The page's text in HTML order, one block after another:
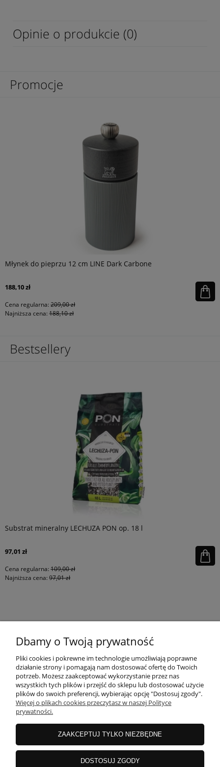
Opinie o produkcie (0)
Promocje
Młynek do pieprzu 12 cm LINE Dark Carbone
188,10 zł
Cena regularna: 209,00 zł
Najniższa cena: 188,10 zł
Bestsellery
Substrat mineralny LECHUZA PON op. 18 l
97,01 zł
Cena regularna: 109,00 zł
Najniższa cena: 97,01 zł
MOJE KONTO
PŁATNOŚCI I DOSTAWA
INFORMACJE
INSTRUKCJE
Dbamy o Twoją prywatność
Pliki cookies i pokrewne im technologie umożliwiają poprawne
działanie strony i pomagają nam dostosować ofertę do Twoich
potrzeb. Możesz zaakceptować wykorzystanie przez nas
wszystkich tych plików i przejść do sklepu lub dostosować użycie
plików do swoich preferencji, wybierając opcję "Dostosuj zgody".
Więcej o plikach cookies przeczytasz w naszej Polityce
prywatności.
ZAAKCEPTUJ TYLKO NIEZBĘDNE
DOSTOSUJ ZGODY